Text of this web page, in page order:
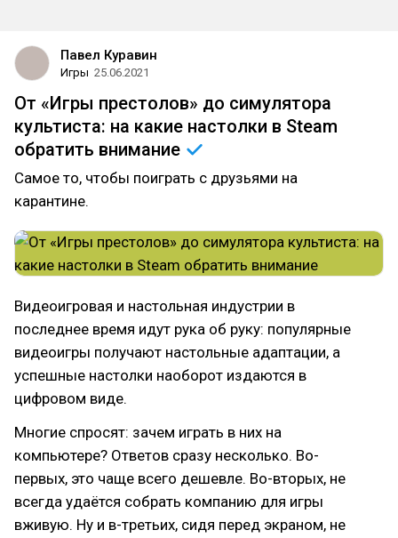
Павел Куравин
Игры 25.06.2021
От «Игры престолов» до симулятора
культиста: на какие настолки в Steam
обратить внимание
Самое то, чтобы поиграть с друзьями на
карантине.
Видеоигровая и настольная индустрии в
последнее время идут рука об руку: популярные
видеоигры получают настольные адаптации, а
успешные настолки наоборот издаются в
цифровом виде.
Многие спросят: зачем играть в них на
компьютере? Ответов сразу несколько. Во-
первых, это чаще всего дешевле. Во-вторых, не
всегда удаётся собрать компанию для игры
вживую. Ну и в-третьих, сидя перед экраном, не